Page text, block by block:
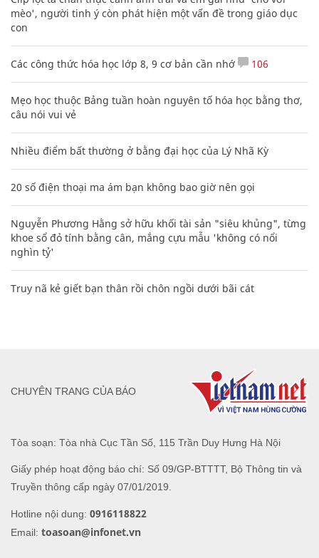
mèo', người tinh ý còn phát hiện một vấn đề trong giáo dục
con
Các công thức hóa học lớp 8, 9 cơ bản cần nhớ 106
Mẹo học thuộc Bảng tuần hoàn nguyên tố hóa học bằng thơ,
câu nói vui vẻ
Nhiều điểm bất thường ở bằng đại học của Lý Nhã Kỳ
20 số điện thoại ma ám bạn không bao giờ nên gọi
Nguyễn Phương Hằng sở hữu khối tài sản "siêu khủng", từng
khoe sổ đỏ tính bằng cân, mắng cựu mẫu 'không có nổi
nghìn tỷ'
Truy nã kẻ giết bạn thân rồi chôn ngồi dưới bãi cát
Tòa soạn: Tòa nhà Cục Tần Số, 115 Trần Duy Hưng Hà Nội
Giấy phép hoạt động báo chí: Số 09/GP-BTTTT, Bộ Thông tin và
Truyền thông cấp ngày 07/01/2019.
Hotline nội dung: 0916118822
Email: toasoan@infonet.vn
CHUYÊN TRANG CỦA BÁO